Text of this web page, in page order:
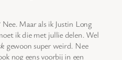
Maar als ik Justin Long
ik die met jullie delen. Wel
gewoon super weird. Nee
nog eens voorbij in een